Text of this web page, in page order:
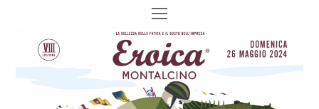
Open
Mobile
Menu